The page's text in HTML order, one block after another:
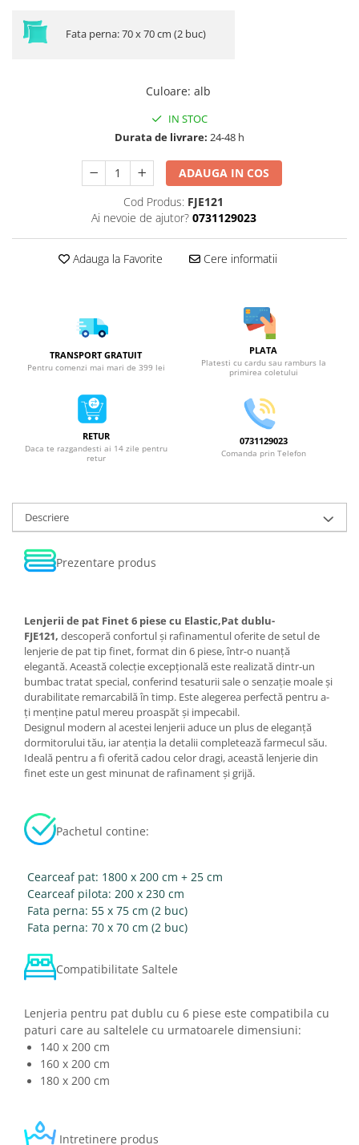
Fata perna: 70 x 70 cm (2 buc)
Culoare: alb
IN STOC
Durata de livrare: 24-48 h
ADAUGA IN COS
Cod Produs: FJE121
Ai nevoie de ajutor? 0731129023
Adauga la Favorite Cere informatii
TRANSPORT GRATUIT
Pentru comenzi mai mari de 399 lei
PLATA
Platesti cu cardu sau ramburs la
primirea coletului
RETUR
Daca te razgandesti ai 14 zile pentru
retur
0731129023
Comanda prin Telefon
Descriere
Prezentare produs
Lenjerii de pat Finet 6 piese cu Elastic,Pat dublu-
FJE121, descoperă confortul și rafinamentul oferite de setul de
lenjerie de pat tip finet, format din 6 piese, într-o nuanță
elegantă. Această colecție excepțională este realizată dintr-un
bumbac tratat special, conferind tesaturii sale o senzație moale și
durabilitate remarcabilă în timp. Este alegerea perfectă pentru a-
ți menține patul mereu proaspăt și impecabil.
Designul modern al acestei lenjerii aduce un plus de eleganță
dormitorului tău, iar atenția la detalii completează farmecul său.
Ideală pentru a fi oferită cadou celor dragi, această lenjerie din
finet este un gest minunat de rafinament și grijă.
Pachetul contine:
Cearceaf pat: 1800 x 200 cm + 25 cm
Cearceaf pilota: 200 x 230 cm
Fata perna: 55 x 75 cm (2 buc)
Fata perna: 70 x 70 cm (2 buc)
Compatibilitate Saltele
Lenjeria pentru pat dublu cu 6 piese este compatibila cu
paturi care au saltelele cu urmatoarele dimensiuni:
140 x 200 cm
160 x 200 cm
180 x 200 cm
Intretinere produs